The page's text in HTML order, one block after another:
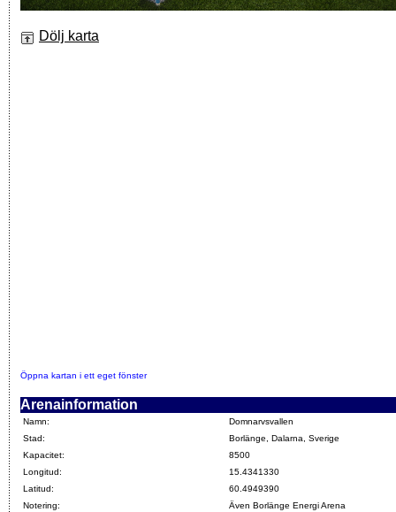
Dölj karta
Öppna kartan i ett eget fönster
Arenainformation
Namn:
Domnarvsvallen
Stad:
Borlänge, Dalarna, Sverige
Kapacitet:
8500
Longitud:
15.4341330
Latitud:
60.4949390
Notering:
Även Borlänge Energi Arena